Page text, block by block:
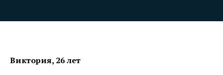
Виктория, 26 лет